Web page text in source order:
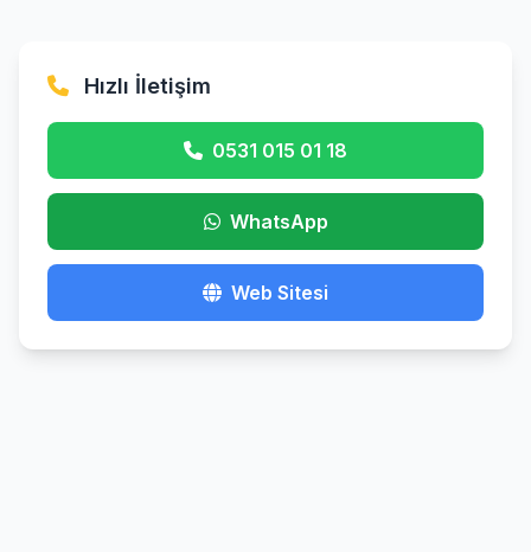
Hızlı İletişim
0531 015 01 18
WhatsApp
Web Sitesi